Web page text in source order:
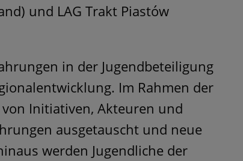
und LAG Trakt Piastów
in der Jugendbeteiligung
Im Rahmen der
Initiativen, Akteuren und
ausgetauscht und neue
werden Jugendliche der